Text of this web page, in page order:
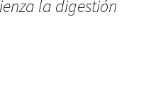
la digestión